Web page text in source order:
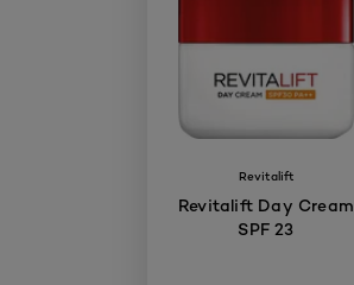
Revitalift
Revitalift Day Cream
SPF 23